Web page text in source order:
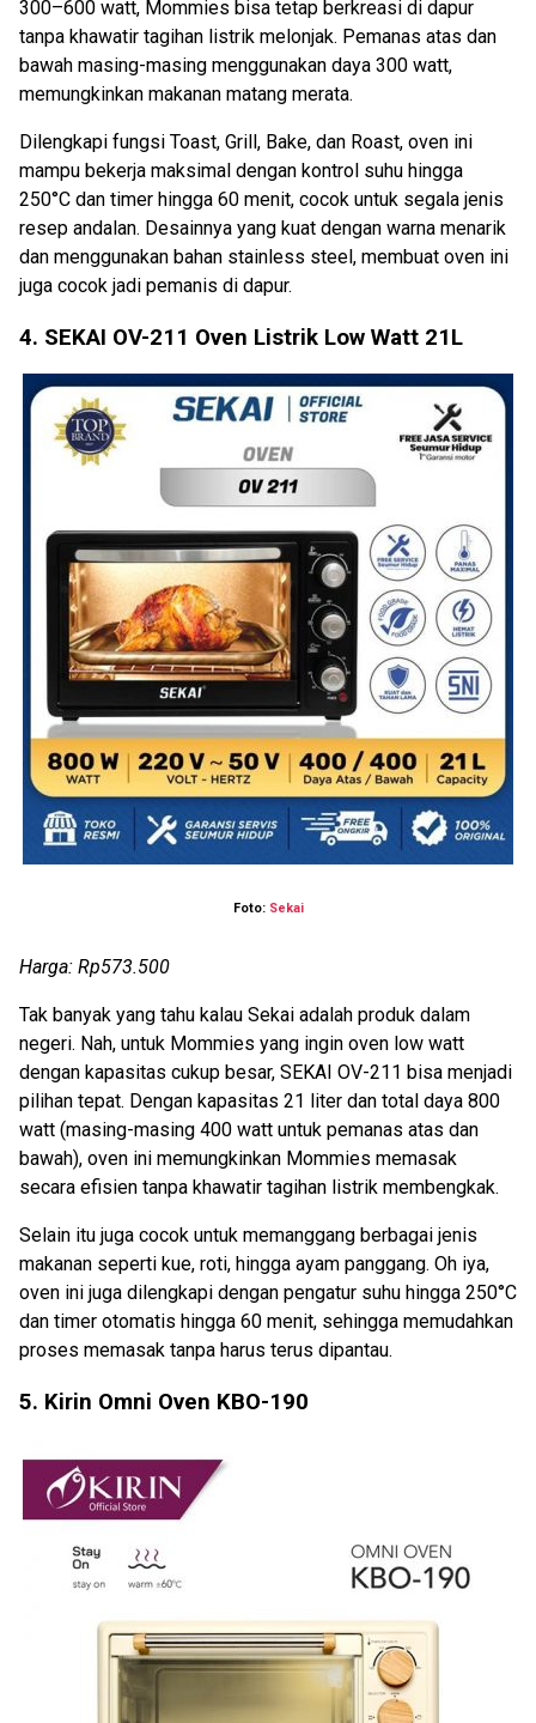
300–600 watt, Mommies bisa tetap berkreasi di dapur
tanpa khawatir tagihan listrik melonjak. Pemanas atas dan
bawah masing-masing menggunakan daya 300 watt,
memungkinkan makanan matang merata.
Dilengkapi fungsi Toast, Grill, Bake, dan Roast, oven ini
mampu bekerja maksimal dengan kontrol suhu hingga
250°C dan timer hingga 60 menit, cocok untuk segala jenis
resep andalan. Desainnya yang kuat dengan warna menarik
dan menggunakan bahan stainless steel, membuat oven ini
juga cocok jadi pemanis di dapur.
4. SEKAI OV-211 Oven Listrik Low Watt 21L
Foto: Sekai
Harga: Rp573.500
Tak banyak yang tahu kalau Sekai adalah produk dalam
negeri. Nah, untuk Mommies yang ingin oven low watt
dengan kapasitas cukup besar, SEKAI OV-211 bisa menjadi
pilihan tepat. Dengan kapasitas 21 liter dan total daya 800
watt (masing-masing 400 watt untuk pemanas atas dan
bawah), oven ini memungkinkan Mommies memasak
secara efisien tanpa khawatir tagihan listrik membengkak.
Selain itu juga cocok untuk memanggang berbagai jenis
makanan seperti kue, roti, hingga ayam panggang. Oh iya,
oven ini juga dilengkapi dengan pengatur suhu hingga 250°C
dan timer otomatis hingga 60 menit, sehingga memudahkan
proses memasak tanpa harus terus dipantau.
5. Kirin Omni Oven KBO-190